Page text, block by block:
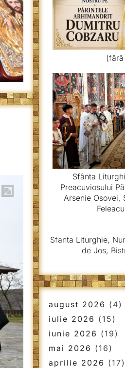
Sfânta
Preacuviosului
Arsenie Osovei,
Sfanta Liturghie,
de Jos,
august 2026 (4)
iulie 2026 (15)
iunie 2026 (19)
mai 2026 (16)
aprilie 2026 (17)